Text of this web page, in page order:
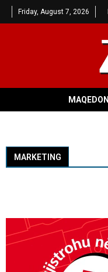
Friday, August 7, 2026
MAQEDONI
MARKETING